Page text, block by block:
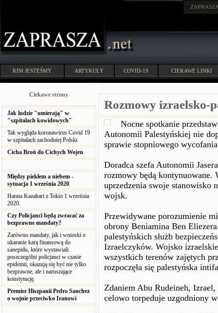
KIM JESTEŚMY ARTYKUŁY COVID-19 CIEKAWE LINKI
Ciekawe strony
Jak ludzie "umierają" w
"szpitalach kowidowych"
Tak wygląda koronawirus Covid 19
w szpitalach zachodniej Polski
Cicha Broń do Cichych Wojen
Między piekłem a niebem -
sytuacja 1 września 2020
Hanna Kazahari z Tokio 1 września
2020.
Czy Policjanci będą zwracać za
bezprawne mandaty?
Zarówno mandaty, jak i wnioski o
ukaranie karą finansową do
sanepidu, które wystawiali
poszczególni policjanci w czasie
epidemii, okazują się być nie tylko
bezprawne, ale i naruszające
konstytucję.
Premier Hiszpanii Pedro Sanchez
o wojnie przeciwko Iranowi
Rozmowy izraelsko-
Nocne spotkanie
Autonomii Palestyńskiej nie
sprawie stopniowego
Doradca szefa Autonomii
rozmowy będą kontynuowane.
uprzedzenia swoje stanowisko
wojsk.
Przewidywane porozumienie
obrony Beniamina Ben
palestyńskich służb
Izraelczyków. Wojsko
wszystkich terenów zajętych
rozpoczęła się palestyńska
Zdaniem Abu Rudeineh, Izrael,
celowo torpeduje uzgodniony